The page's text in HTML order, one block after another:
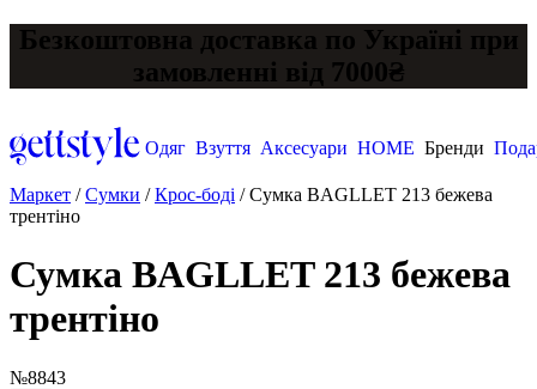
Безкоштовна доставка по Україні при
замовленні від 7000₴
Одяг Взуття Аксесуари HOME Бренди
Маркет /Сумки /Крос-боді /Сумка BAGLLET 213 бежева
трентіно
Сумка BAGLLET 213 бежева
трентіно
№8843